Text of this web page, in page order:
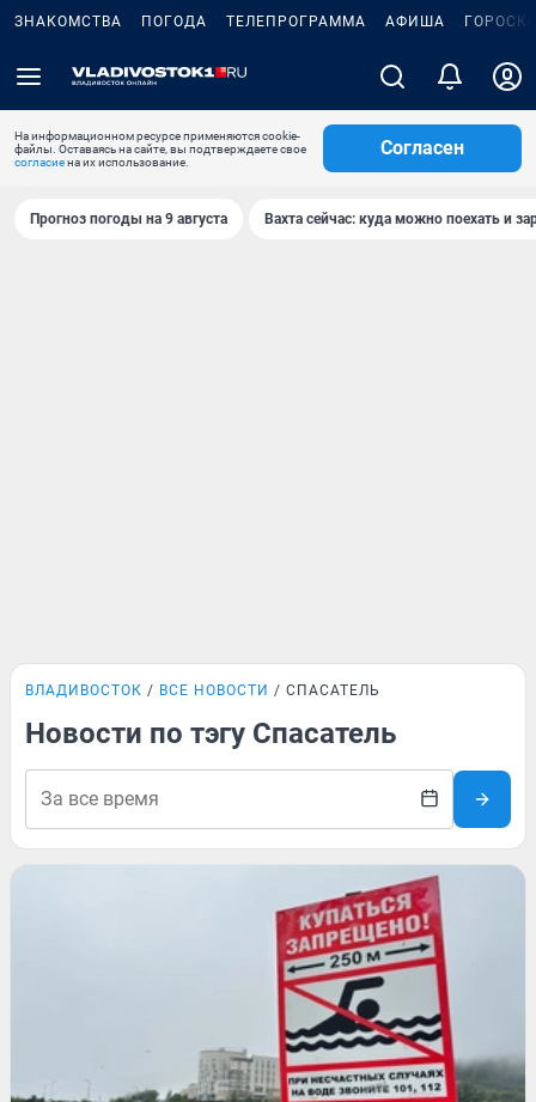
ЗНАКОМСТВА ПОГОДА ТЕЛЕПРОГРАММА АФИША
На информационном ресурсе применяются cookie-
файлы. Оставаясь на сайте, вы подтверждаете свое
согласиена их использование.
Согласен
Прогноз погоды на 9 августа Вахта сейчас: куда можно поехать и
ВЛАДИВОСТОК ВСЕ НОВОСТИ СПАСАТЕЛЬ
Новости по тэгу Спасатель